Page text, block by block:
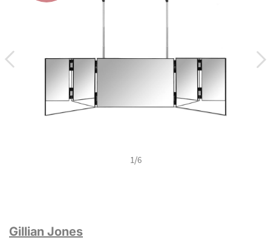
1/6
Gillian Jones